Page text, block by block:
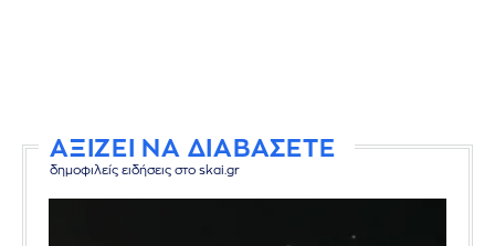
ΑΞΙΖΕΙ ΝΑ ΔΙΑΒΑΣΕΤΕ
δημοφιλείς ειδήσεις στο skai.gr